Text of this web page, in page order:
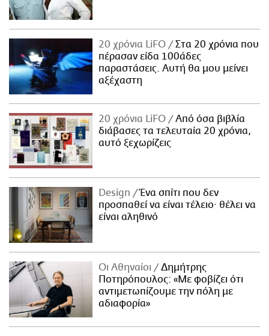
20 χρόνια LiFO
Στα 20 χρόνια που
πέρασαν είδα 100άδες
παραστάσεις. Αυτή θα μου μείνει
αξέχαστη
20 χρόνια LiFO
Από όσα βιβλία
διάβασες τα τελευταία 20 χρόνια,
αυτό ξεχωρίζεις
Design
Ένα σπίτι που δεν
προσπαθεί να είναι τέλειο· θέλει να
είναι αληθινό
Οι Αθηναίοι
Δημήτρης
Ποτηρόπουλος: «Με φοβίζει ότι
αντιμετωπίζουμε την πόλη με
αδιαφορία»